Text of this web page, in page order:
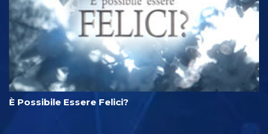
È Possibile Essere Felici?